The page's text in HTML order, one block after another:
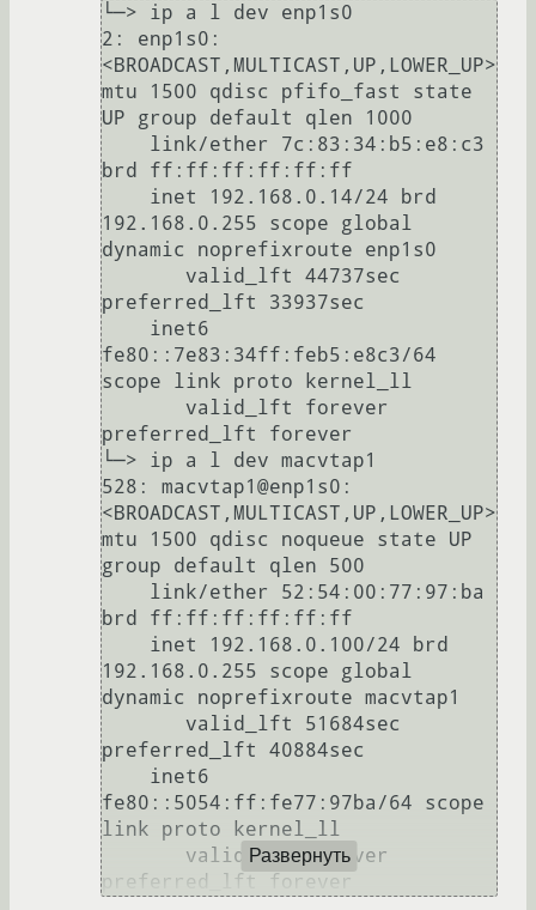
└─> ip a l dev enp1s0
2: enp1s0:
<BROADCAST,MULTICAST,UP,LOWER_UP>
mtu 1500 qdisc pfifo_fast state
UP group default qlen 1000
brd ff:ff:ff:ff:ff:ff
192.168.0.255 scope global
dynamic noprefixroute enp1s0
preferred_lft 33937sec
fe80::7e83:34ff:feb5:e8c3/64
scope link proto kernel_ll
preferred_lft forever
└─> ip a l dev macvtap1
528: macvtap1@enp1s0:
<BROADCAST,MULTICAST,UP,LOWER_UP>
mtu 1500 qdisc noqueue state UP
group default qlen 500
brd ff:ff:ff:ff:ff:ff
192.168.0.255 scope global
dynamic noprefixroute macvtap1
preferred_lft 40884sec
fe80::5054:ff:fe77:97ba/64 scope
link proto kernel_ll
Развернуть